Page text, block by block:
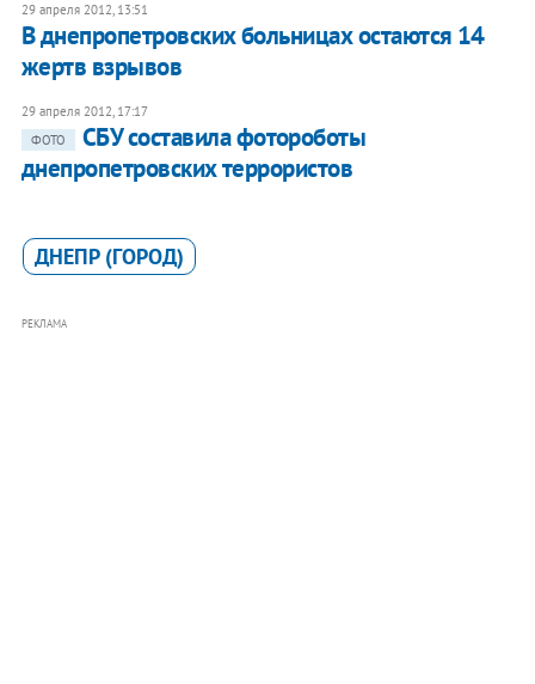
29 апреля 2012, 13:51
В днепропетровских больницах остаются 14
жертв взрывов
29 апреля 2012, 17:17
ФОТО
СБУ составила фотороботы
днепропетровских террористов
ДНЕПР (ГОРОД)
РЕКЛАМА